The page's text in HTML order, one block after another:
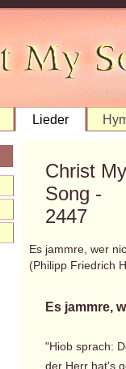
Lieder
Christ My
Song -
2447
Es jammre, wer
(Philipp Friedrich
Es jammre,
"Hiob sprach:
der Herr hat's